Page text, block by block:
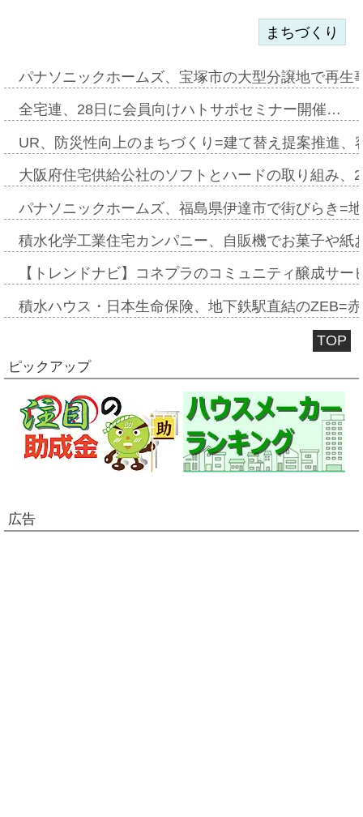
まちづくり
パナソニックホームズ、宝塚市の大型分譲地で再
全宅連、28日に会員向けハトサポセミナー開催…
UR、防災性向上のまちづくり=建て替え提案推進
大阪府住宅供給公社のソフトとハードの取り組み
パナソニックホームズ、福島県伊達市で街びらき=
積水化学工業住宅カンパニー、自販機でお菓子や
【トレンドナビ】コネプラのコミュニティ醸成サ
積水ハウス・日本生命保険、地下鉄駅直結のZEB=
TOP
ピックアップ
広告